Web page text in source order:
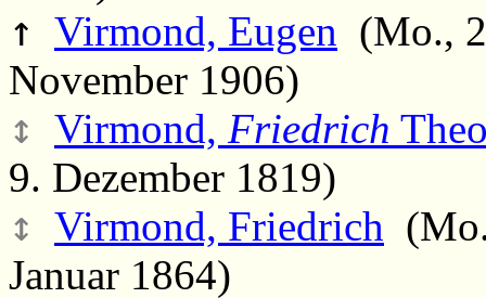
↑ Virmond, Eugen (Mo.,
November 1906)
↕ Virmond, Friedrich
9. Dezember 1819)
↕ Virmond, Friedrich
Januar 1864)